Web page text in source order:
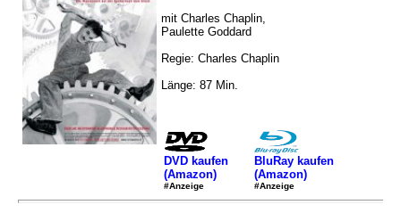
mit Charles Chaplin,
Paulette Goddard
Regie: Charles Chaplin
Länge: 87 Min.
DVD kaufen
(Amazon)
#Anzeige
BluRay kaufen
(Amazon)
#Anzeige